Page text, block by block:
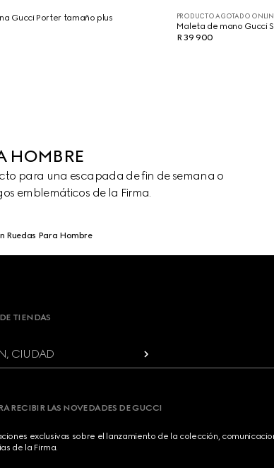
Gucci Porter tamaño plus
PRODUCTO AGOTADO
Maleta de mano Gucci
R 39 900
HOMBRE
para una escapada de fin de semana o
emblemáticos de la Firma.
Ruedas Para Hombre
TIENDAS
CIUDAD
RECIBIR LAS NOVEDADES DE GUCCI
exclusivas sobre el lanzamiento de la colección,
de la Firma.